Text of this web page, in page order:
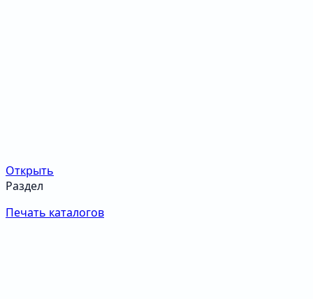
Открыть
Раздел
Печать каталогов